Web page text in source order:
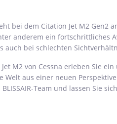
bei dem Citation Jet M2 Gen2
anderem ein fortschrittliches
auch bei schlechten
M2 von Cessna erleben Sie
Welt aus einer neuen
Team und lassen Sie